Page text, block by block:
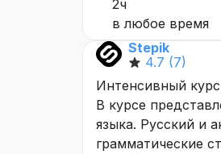
2ч
в любое время
Stepik
4.7 (7)
Интенсивный
В курсе
языка. Русский и
грамматические